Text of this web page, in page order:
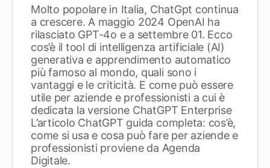
Molto popolare in Italia, ChatGpt continua
a crescere. A maggio 2024 OpenAI ha
rilasciato GPT-4o e a settembre 01. Ecco
cos’è il tool di intelligenza artificiale (AI)
generativa e apprendimento automatico
più famoso al mondo, quali sono i
vantaggi e le criticità. E come può essere
utile per aziende e professionisti a cui è
dedicata la versione ChatGPT Enterprise
L’articolo ChatGPT guida completa: cos’è,
come si usa e cosa può fare per aziende e
professionisti proviene da Agenda
Digitale.